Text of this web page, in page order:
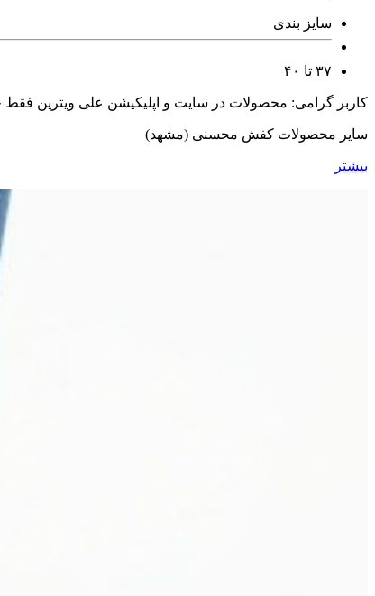
سایز بندی
۳۷ تا ۴۰
کاربر گرامی: محصولات در سایت و اپلیکیشن علی ویترین
سایر محصولات کفش محسنی (مشهد)
بیشتر